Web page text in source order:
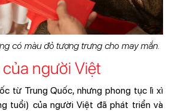
có màu đỏ tượng trưng cho may mắn.
của người Việt
từ Trung Quốc, nhưng phong tục lì xì
tuổi) của người Việt đã phát triển và